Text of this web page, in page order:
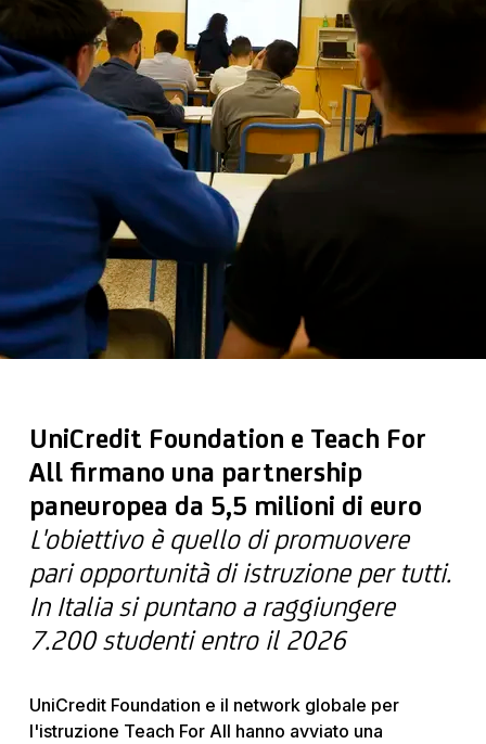
UniCredit Foundation e Teach For
All firmano una partnership
paneuropea da 5,5 milioni di euro
L'obiettivo è quello di promuovere
pari opportunità di istruzione per tutti.
In Italia si puntano a raggiungere
7.200 studenti entro il 2026
UniCredit Foundation e il network globale per
l'istruzione Teach For All hanno avviato una